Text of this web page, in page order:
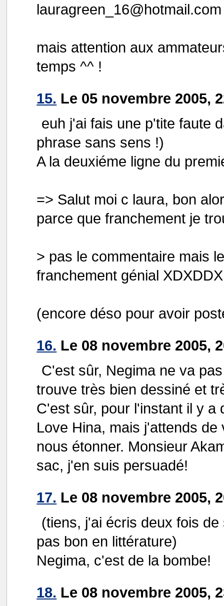
lauragreen_16@hotmail.com
mais attention aux
temps ^^ !
15. Le 05 novembre 2005,
euh j'ai fais une p'tite faute
phrase sans sens !)
A la deuxiéme ligne du
=> Salut moi c laura, bon
parce que franchement je
> pas le commentaire mais
franchement génial
(encore déso pour avoir
16. Le 08 novembre 2005,
C'est sûr, Negima ne va
trouve très bien dessiné et
C'est sûr, pour l'instant il y
Love Hina, mais j'attends
nous étonner. Monsieur
sac, j'en suis persuadé!
17. Le 08 novembre 2005,
(tiens, j'ai écris deux fois
pas bon en littérature)
Negima, c'est de la bombe!
18. Le 08 novembre 2005,